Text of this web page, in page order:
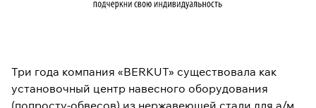
Три года компания «BERKUT» существовала как
установочный центр навесного оборудования
(попросту-обвесов) из нержавеющей стали для а/м